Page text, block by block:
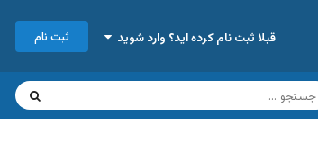
قبلا ثبت نام کرده اید؟ وارد شوید ثبت نام